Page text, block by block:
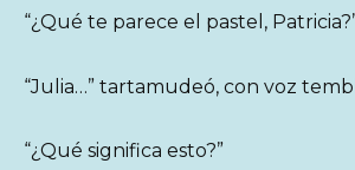
“¿Qué te parece el pastel,
“Julia…” tartamudeó, con voz
“¿Qué significa esto?”